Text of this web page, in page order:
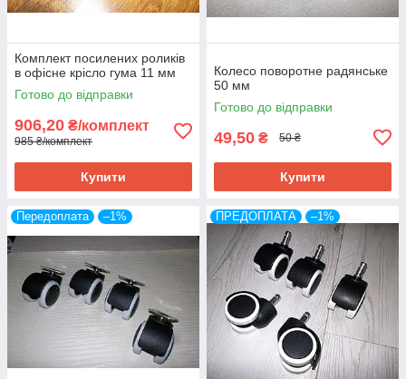
Комплект посилених роликів
в офісне крісло гума 11 мм
Готово до відправки
906,20 ₴/комплект
985 ₴/комплект
Купити
Колесо поворотне радянське
50 мм
Готово до відправки
49,50 ₴ 50 ₴
Купити
Передоплата –1% ПРЕДОПЛАТА –1%